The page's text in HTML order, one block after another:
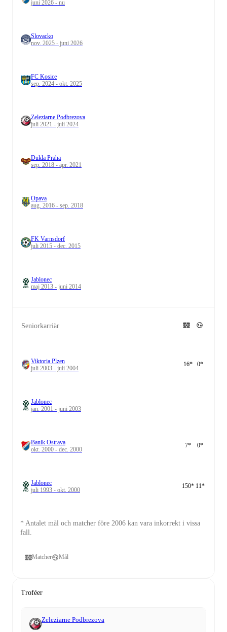
juni 2026 - nu
Slovacko
nov. 2025 - juni 2026
FC Kosice
sep. 2024 - okt. 2025
Zeleziarne Podbrezova
juli 2021 - juli 2024
Dukla Praha
sep. 2018 - apr. 2021
Opava
aug. 2016 - sep. 2018
FK Varnsdorf
juli 2015 - dec. 2015
Jablonec
maj 2013 - juni 2014
Seniorkarriär
Viktoria Plzen
juli 2003 - juli 2004
16* 0*
Jablonec
jan. 2001 - juni 2003
Banik Ostrava
okt. 2000 - dec. 2000
7* 0*
Jablonec
juli 1993 - okt. 2000
150* 11*
* Antalet mål och matcher före 2006 kan vara inkorrekt i vissa
fall.
Matcher Mål
Troféer
Zeleziarne Podbrezova